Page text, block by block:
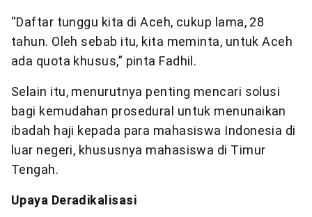
“Daftar tunggu kita di Aceh, cukup lama, 28
tahun. Oleh sebab itu, kita meminta, untuk Aceh
ada quota khusus,” pinta Fadhil.
Selain itu, menurutnya penting mencari solusi
bagi kemudahan prosedural untuk menunaikan
ibadah haji kepada para mahasiswa Indonesia di
luar negeri, khususnya mahasiswa di Timur
Tengah.
Upaya Deradikalisasi